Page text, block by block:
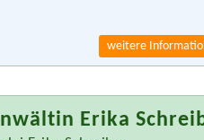
weitere
Erika